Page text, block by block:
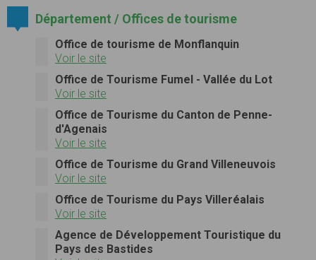
Département / Offices de tourisme
Office de tourisme de Monflanquin
Voir le site
Office de Tourisme Fumel - Vallée du Lot
Voir le site
Office de Tourisme du Canton de Penne-
d'Agenais
Voir le site
Office de Tourisme du Grand Villeneuvois
Voir le site
Office de Tourisme du Pays Villeréalais
Voir le site
Agence de Développement Touristique du
Pays des Bastides